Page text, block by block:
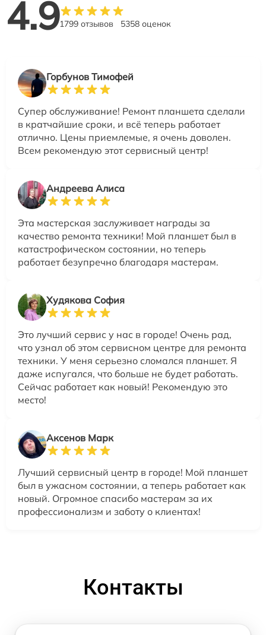
4.91799 отзывов 5358 оценок
Горбунов Тимофей
Супер обслуживание! Ремонт планшета сделали
в кратчайшие сроки, и всё теперь работает
отлично. Цены приемлемые, я очень доволен.
Всем рекомендую этот сервисный центр!
Андреева Алиса
Эта мастерская заслуживает награды за
качество ремонта техники! Мой планшет был в
катастрофическом состоянии, но теперь
работает безупречно благодаря мастерам.
Худякова София
Это лучший сервис у нас в городе! Очень рад,
что узнал об этом сервисном центре для ремонта
техники. У меня серьезно сломался планшет. Я
даже испугался, что больше не будет работать.
Сейчас работает как новый! Рекомендую это
место!
Аксенов Марк
Лучший сервисный центр в городе! Мой планшет
был в ужасном состоянии, а теперь работает как
новый. Огромное спасибо мастерам за их
профессионализм и заботу о клиентах!
Контакты